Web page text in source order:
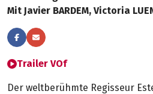
Mit Javier BARDEM, Victoria
Trailer VOf
Der weltberühmte Regisseur
Tipps